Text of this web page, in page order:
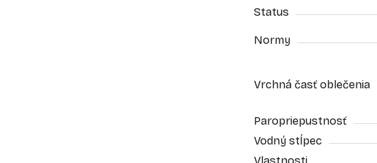
Status
Normy
Vrchná časť oblečenia
Paropriepustnosť
Vodný stĺpec